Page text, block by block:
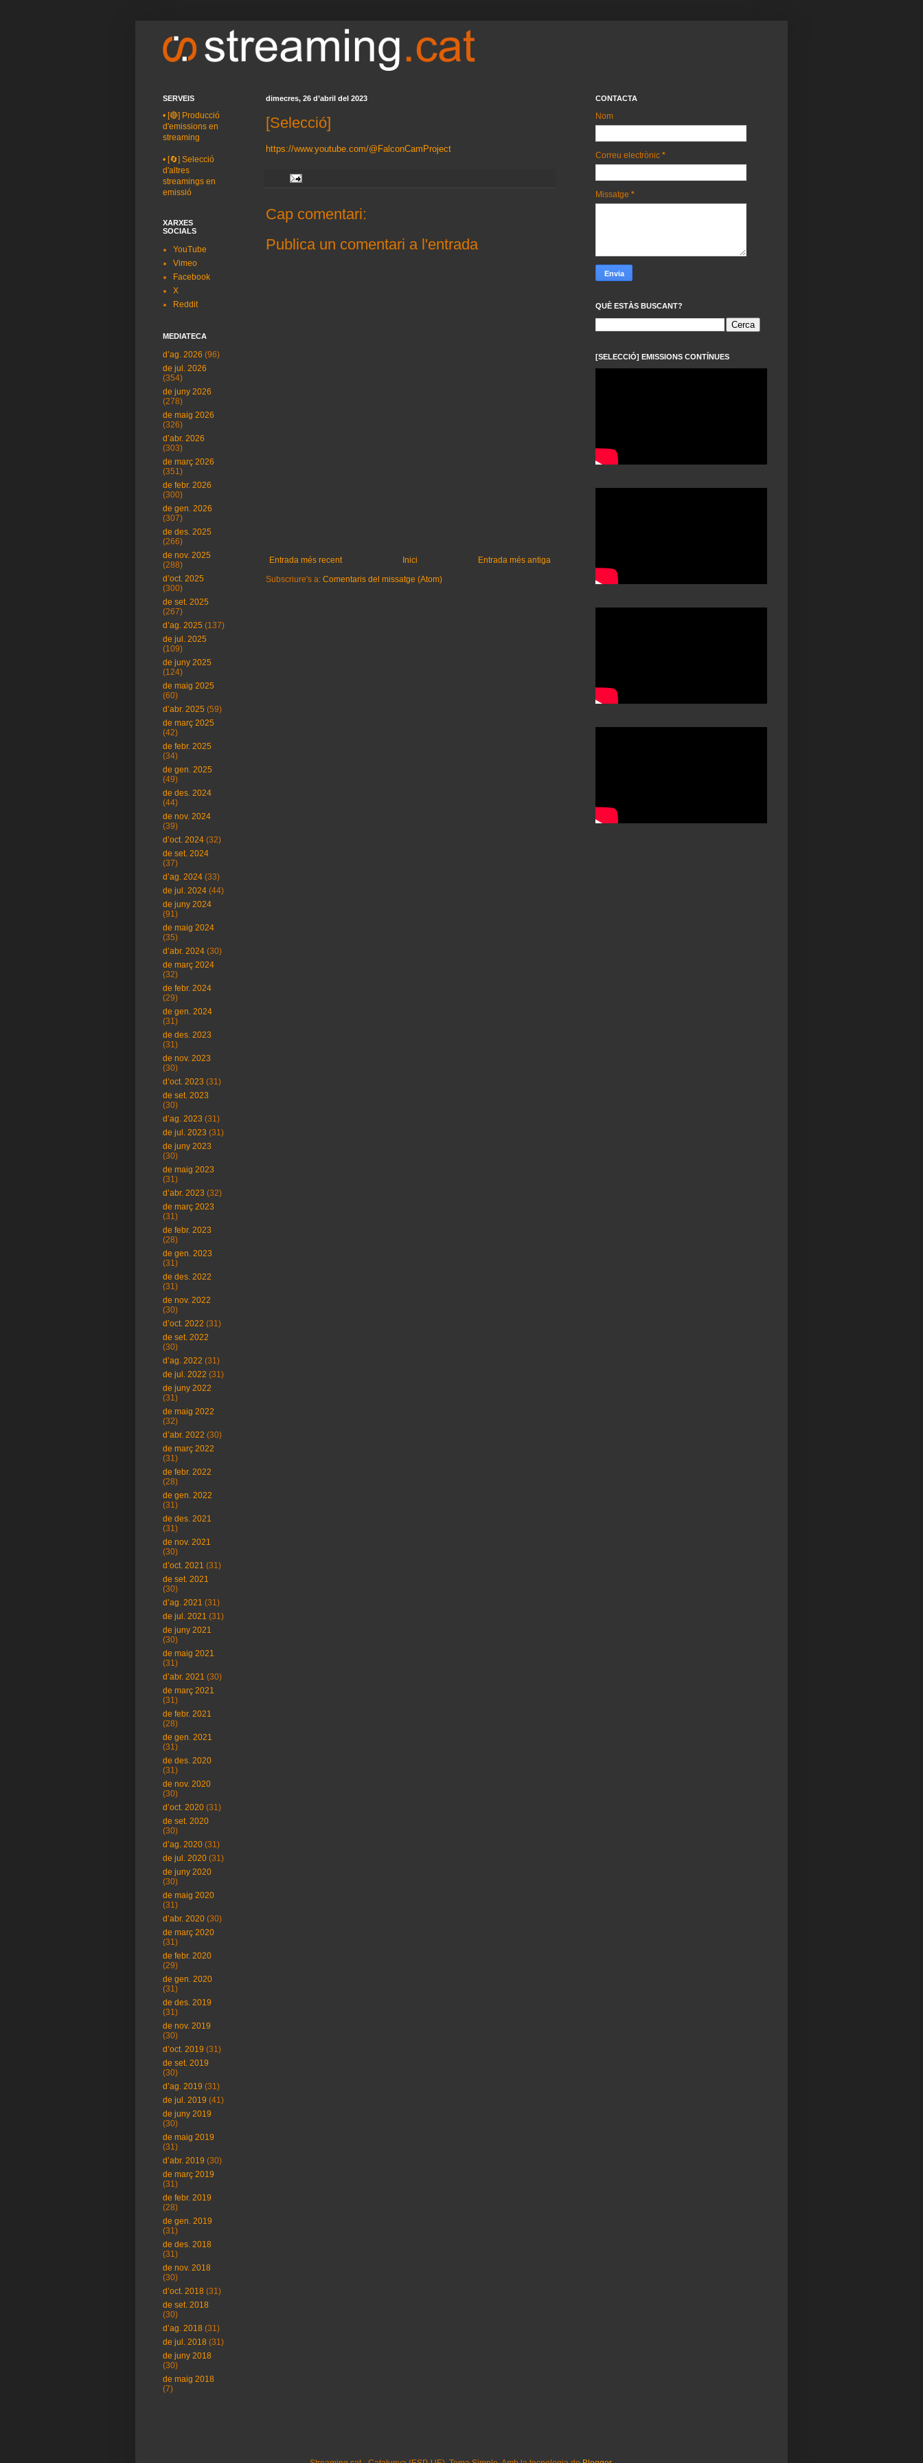
dimecres, 26 d’abril del 2023
[Selecció]
https://www.youtube.com/@FalconCamProject
Cap comentari:
Publica un comentari a l'entrada
Entrada més recent Entrada més antiga
Inici
Subscriure's a: Comentaris del missatge (Atom)
SERVEIS
• [🔴] Producció
d'emissions en
streaming
• [🔄] Selecció
d'altres
streamings en
emissió
XARXES
SOCIALS
YouTube
Vimeo
Facebook
X
Reddit
MEDIATECA
d’ag. 2026 (96)
de jul. 2026
(354)
de juny 2026
(278)
de maig 2026
(326)
d’abr. 2026
(303)
de març 2026
(351)
de febr. 2026
(300)
de gen. 2026
(307)
de des. 2025
(266)
de nov. 2025
(288)
d’oct. 2025
(300)
de set. 2025
(267)
d’ag. 2025 (137)
de jul. 2025
(109)
de juny 2025
(124)
de maig 2025
(60)
d’abr. 2025 (59)
de març 2025
(42)
de febr. 2025
(34)
de gen. 2025
(49)
de des. 2024
(44)
de nov. 2024
(39)
d’oct. 2024 (32)
de set. 2024
(37)
d’ag. 2024 (33)
de jul. 2024 (44)
de juny 2024
(91)
de maig 2024
(35)
d’abr. 2024 (30)
de març 2024
(32)
de febr. 2024
(29)
de gen. 2024
(31)
de des. 2023
(31)
de nov. 2023
(30)
d’oct. 2023 (31)
de set. 2023
(30)
d’ag. 2023 (31)
de jul. 2023 (31)
de juny 2023
(30)
de maig 2023
(31)
d’abr. 2023 (32)
de març 2023
(31)
de febr. 2023
(28)
de gen. 2023
(31)
de des. 2022
(31)
de nov. 2022
(30)
d’oct. 2022 (31)
de set. 2022
(30)
d’ag. 2022 (31)
de jul. 2022 (31)
de juny 2022
(31)
de maig 2022
(32)
d’abr. 2022 (30)
de març 2022
(31)
de febr. 2022
(28)
de gen. 2022
(31)
de des. 2021
(31)
de nov. 2021
(30)
d’oct. 2021 (31)
de set. 2021
(30)
d’ag. 2021 (31)
de jul. 2021 (31)
de juny 2021
(30)
de maig 2021
(31)
d’abr. 2021 (30)
de març 2021
(31)
de febr. 2021
(28)
de gen. 2021
(31)
de des. 2020
(31)
de nov. 2020
(30)
d’oct. 2020 (31)
de set. 2020
(30)
d’ag. 2020 (31)
de jul. 2020 (31)
de juny 2020
(30)
de maig 2020
(31)
d’abr. 2020 (30)
de març 2020
(31)
de febr. 2020
(29)
de gen. 2020
(31)
de des. 2019
(31)
de nov. 2019
(30)
d’oct. 2019 (31)
de set. 2019
(30)
d’ag. 2019 (31)
de jul. 2019 (41)
de juny 2019
(30)
de maig 2019
(31)
d’abr. 2019 (30)
de març 2019
(31)
de febr. 2019
(28)
de gen. 2019
(31)
de des. 2018
(31)
de nov. 2018
(30)
d’oct. 2018 (31)
de set. 2018
(30)
d’ag. 2018 (31)
de jul. 2018 (31)
de juny 2018
(30)
de maig 2018
(7)
CONTACTA
Nom
Correu electrònic *
Missatge *
QUÈ ESTÀS BUSCANT?
[SELECCIÓ] EMISSIONS CONTÍNUES